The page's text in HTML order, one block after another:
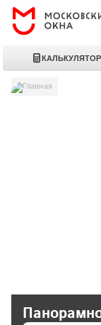
КАЛЬКУЛЯТОР
Главная